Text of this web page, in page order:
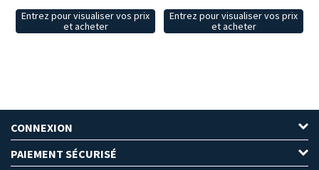
Entrez pour visualiser vos prix
et acheter
Entrez pour visualiser vos prix
et acheter
CONNEXION
PAIEMENT SÉCURISÉ